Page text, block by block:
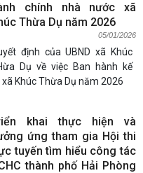
chính nhà nước xã
Thừa Dụ năm 2026
05/01/2026
định của UBND xã Khúc
Dụ về việc Ban hành kế
Khúc Thừa Dụ năm 2026
khai thực hiện và
ứng tham gia Hội thi
tuyến tìm hiểu công tác
thành phố Hải Phòng